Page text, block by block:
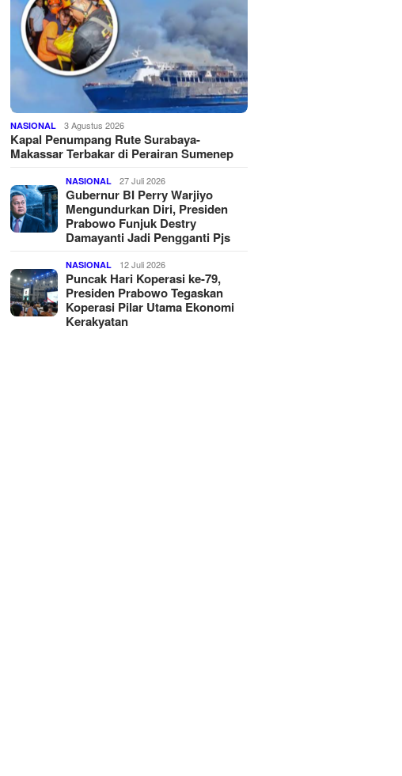
NASIONAL 3 Agustus 2026
Kapal Penumpang Rute Surabaya-
Makassar Terbakar di Perairan Sumenep
NASIONAL 27 Juli 2026
Gubernur BI Perry Warjiyo
Mengundurkan Diri, Presiden
Prabowo Funjuk Destry
Damayanti Jadi Pengganti Pjs
NASIONAL 12 Juli 2026
Puncak Hari Koperasi ke-79,
Presiden Prabowo Tegaskan
Koperasi Pilar Utama Ekonomi
Kerakyatan